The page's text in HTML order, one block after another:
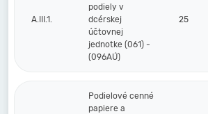
A.III.1.
podiely v
dcérskej
účtovnej
jednotke (061) -
(096AÚ)
25
Podielové cenné
papiere a